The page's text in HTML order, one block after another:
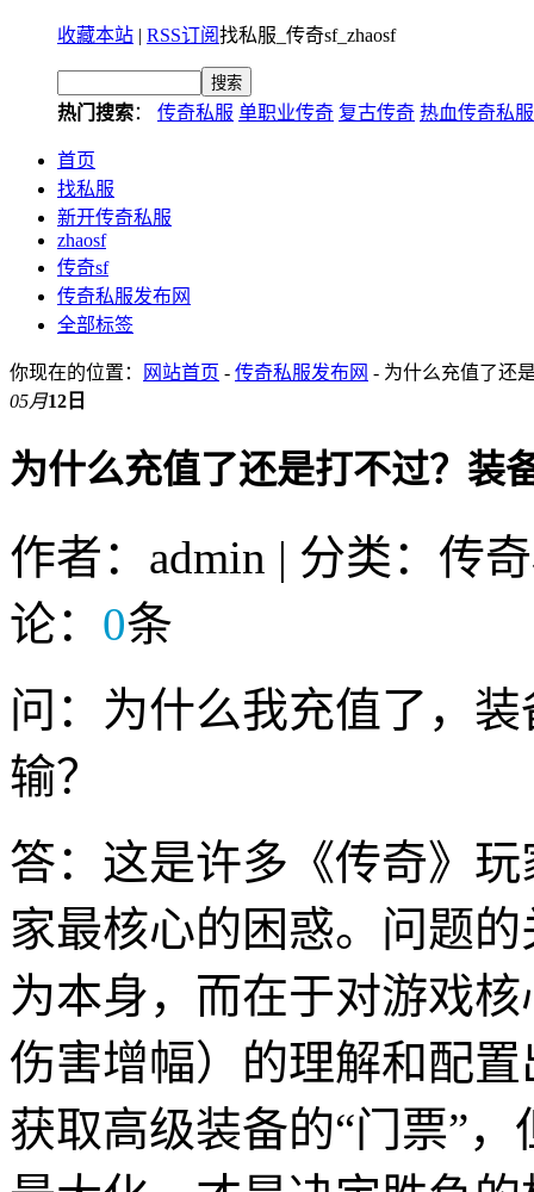
收藏本站 | RSS订阅找私服_传奇sf_zhaosf
热门搜索： 传奇私服 单职业传奇 复古传奇 热血传奇私服
首页
找私服
新开传奇私服
zhaosf
传奇sf
传奇私服发布网
全部标签
你现在的位置： 网站首页 - 传奇私服发布网 - 为什么充值了还
05月12日
为什么充值了还是打不过？装
作者：admin | 分类：传
论： 0条
问：为什么我充值了，
输？
答：这是许多《传奇》
家最核心的困惑。问题
为本身，而在于对游戏
伤害增幅）的理解和配
获取高级装备的“门票”